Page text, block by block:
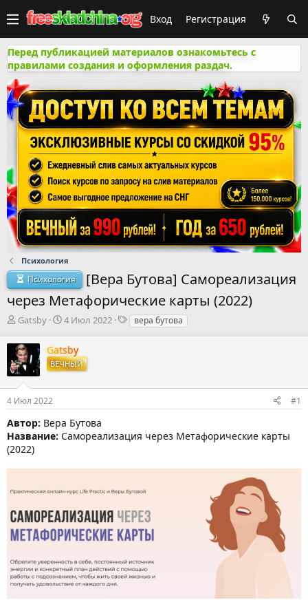
Вход Регистрация
Перед публикацией материалов ознакомьтесь с
правилами создания и оформления раздач.
Психология
Психология
[Вера Бутова] Самореализация
через Метафорические карты (2022)
А
т
о
р
м
ы
Gatsby
Д
т
а
н
а
л
а
4 Июл 2022
Твера бутова
Gatsby
ВЕЧНЫЙ
4 Июл 2022 #1
Автор: Вера Бутова
Название: Самореализация через Метафорические карты
(2022)